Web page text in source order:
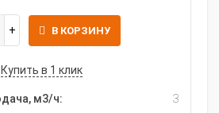
В КОРЗИНУ
Купить в 1 клик
м3/ч:
3